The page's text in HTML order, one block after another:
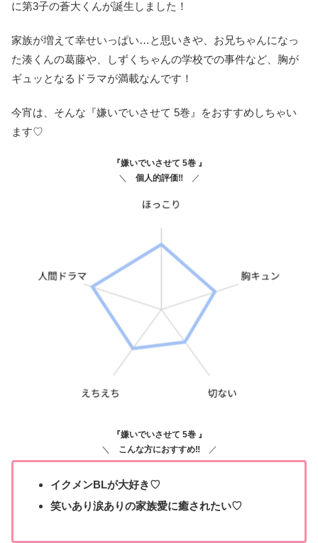
に第3子の蒼大くんが誕生しました！
家族が増えて幸せいっぱい…と思いきや、お兄ちゃんになっ
た湊くんの葛藤や、しずくちゃんの学校での事件など、胸が
ギュッとなるドラマが満載なんです！
今宵は、そんな『嫌いでいさせて 5巻』をおすすめしちゃい
ます♡
『嫌いでいさせて 5巻 』
＼ 個人的評価‼ ／
『嫌いでいさせて 5巻 』
＼
こんな方におすすめ‼ ／
イクメンBLが大好き♡
笑いあり涙ありの家族愛に癒されたい♡